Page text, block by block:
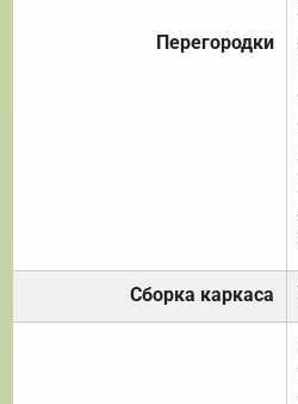
Перегородки
Сборка каркаса